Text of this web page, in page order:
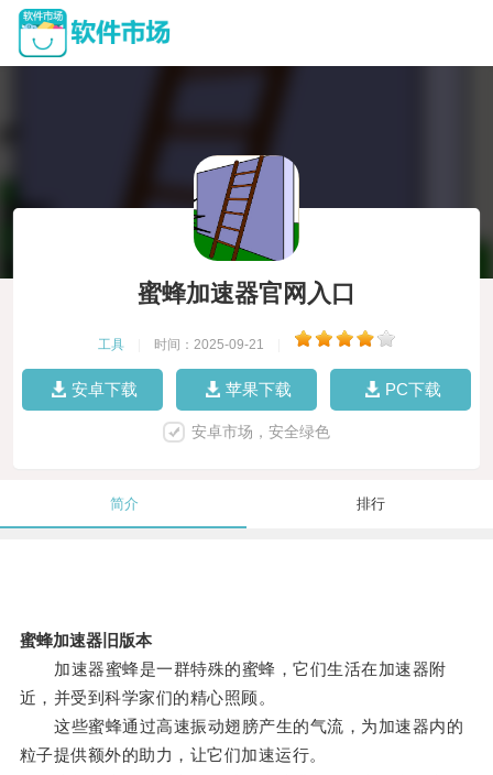
蜜蜂加速器官网入口
工具 时间：2025-09-21
安卓下载 苹果下载 PC下载
安卓市场，安全绿色
简介 排行
蜜蜂加速器旧版本
加速器蜜蜂是一群特殊的蜜蜂，它们生活在加速器附
近，并受到科学家们的精心照顾。
这些蜜蜂通过高速振动翅膀产生的气流，为加速器内的
粒子提供额外的助力，让它们加速运行。